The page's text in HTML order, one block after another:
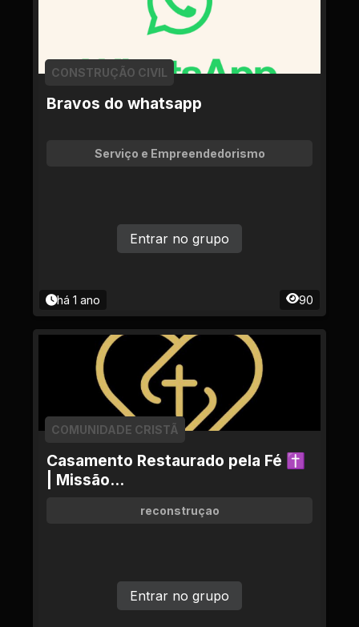
Bravos do whatsapp
CONSTRUÇÃO CIVIL
Serviço e Empreendedorismo
há 1 ano 90
Entrar no grupo
Casamento Restaurado pela Fé ✝
| Missão...
COMUNIDADE CRISTÃ
reconstruçao
Entrar no grupo